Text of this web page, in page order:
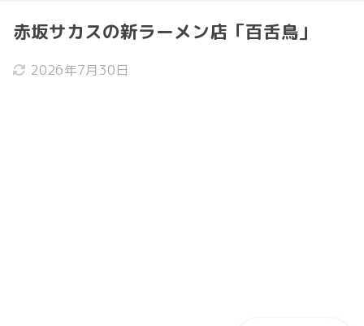
赤坂サカスの新ラーメン店「百舌鳥」
2026年7月30日